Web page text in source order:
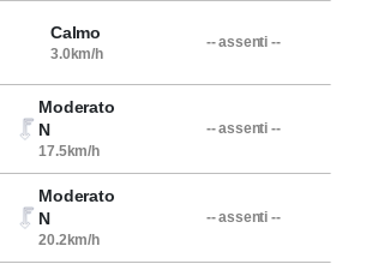
Calmo
3.0km/h
-- assenti --
Moderato
N
17.5km/h
-- assenti --
Moderato
N
20.2km/h
-- assenti --